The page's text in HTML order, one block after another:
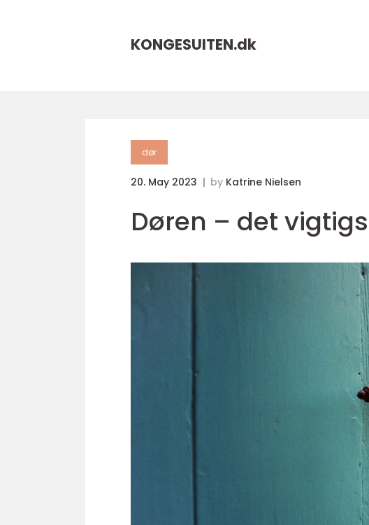
KONGESUITEN.dk
dør
20. May 2023 by Katrine Nielsen
Døren – det